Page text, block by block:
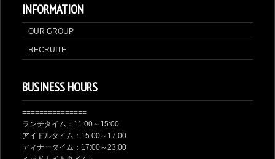
INFORMATION
OUR GROUP
RECRUITE
BUSINESS HOURS
===============
ランチタイム：11:00～15:00
アイドルタイム：15:00～17:00
ディナータイム：17:00～23:00